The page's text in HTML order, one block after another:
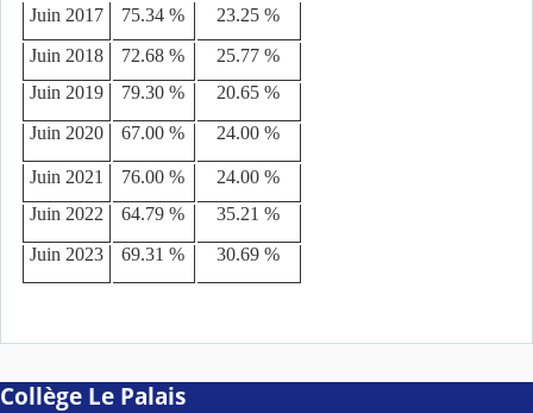
Juin 2017
75.34 %
23.25 %
Juin 2018
72.68 %
25.77 %
Juin 2019
79.30 %
20.65 %
Juin 2020
67.00 % 24.00 %
Juin 2021 76.00 %
24.00 %
Juin 2022
64.79 %
35.21 %
Juin 2023
69.31 % 30.69 %
Collège Le Palais